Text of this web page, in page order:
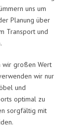
uns um
Planung über
Transport und
wir großen Wert
wir nur
und
optimal zu
sorgfältig mit